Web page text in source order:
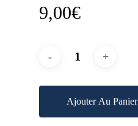
9,00€
Ajouter Au Panier